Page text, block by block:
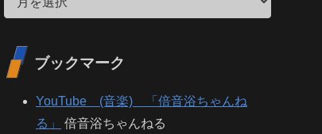
ブックマーク
YouTube (音楽) 「倍音浴ちゃんね
る」
倍音浴ちゃんねる